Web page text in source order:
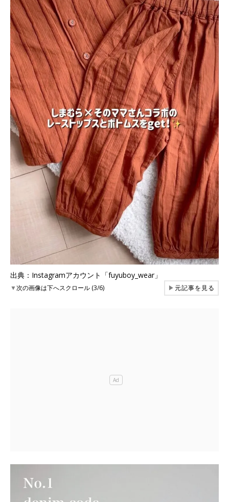
出典：Instagramアカウント「fuyuboy_wear」
▼次の画像は下へスクロール (3/6) ▶元記事を見る